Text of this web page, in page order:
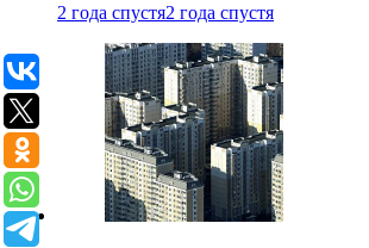
2 года спустя2 года спустя